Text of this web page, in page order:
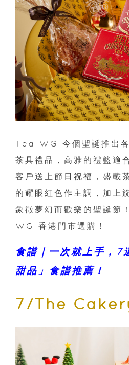
Tea WG 今個聖誕推出
茶具禮品，高雅的禮籃適
客戶送上節日祝福，盛載
的耀眼紅色作主調，加上
象徵夢幻而歡樂的聖誕節
WG 香港門市選購！
食譜｜一次就上手，7
甜品」食譜推薦！
7/The